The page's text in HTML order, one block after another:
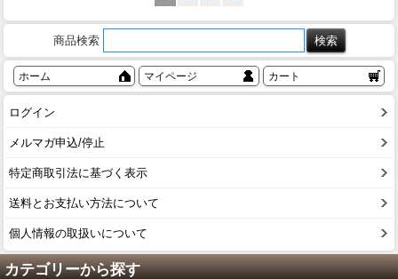
商品検索
ホーム マイページ カート
ログイン
メルマガ申込/停止
特定商取引法に基づく表示
送料とお支払い方法について
個人情報の取扱いについて
カテゴリーから探す